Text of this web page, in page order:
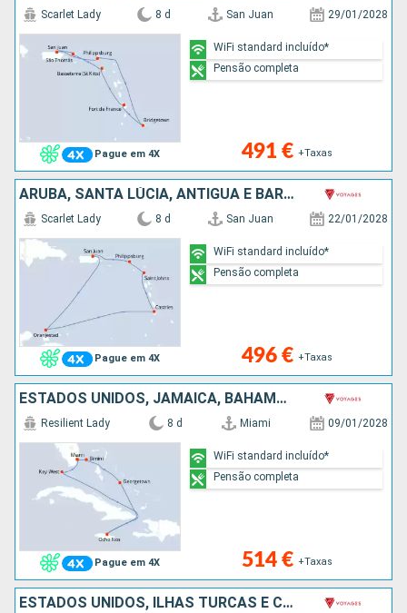
Pague em 4X
Scarlet Lady 8 d San Juan 29/01/2028
491 € +Taxas
WiFi standard incluído*
Pensão completa
ARUBA, SANTA LÚCIA, ANTÍGUA E BARBUDA, SÃO MARTINHO, PORTO RICO
Pague em 4X
Scarlet Lady 8 d San Juan 22/01/2028
496 € +Taxas
WiFi standard incluído*
Pensão completa
ESTADOS UNIDOS, JAMAICA, BAHAMAS
Pague em 4X
Resilient Lady 8 d Miami 09/01/2028
514 € +Taxas
WiFi standard incluído*
Pensão completa
ESTADOS UNIDOS, ILHAS TURCAS E CAICOS, REPÚBLICA DOMINICANA